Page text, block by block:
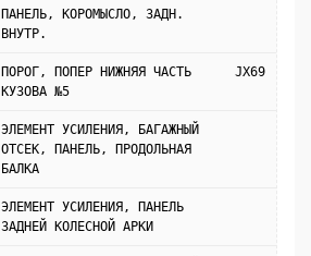
ПАНЕЛЬ, КОРОМЫСЛО, ЗАДН.
ВНУТР.
ПОРОГ, ПОПЕР НИЖНЯЯ ЧАСТЬ
КУЗОВА №5
JX69
ЭЛЕМЕНТ УСИЛЕНИЯ, БАГАЖНЫЙ
ОТСЕК, ПАНЕЛЬ, ПРОДОЛЬНАЯ
БАЛКА
ЭЛЕМЕНТ УСИЛЕНИЯ, ПАНЕЛЬ
ЗАДНЕЙ КОЛЕСНОЙ АРКИ